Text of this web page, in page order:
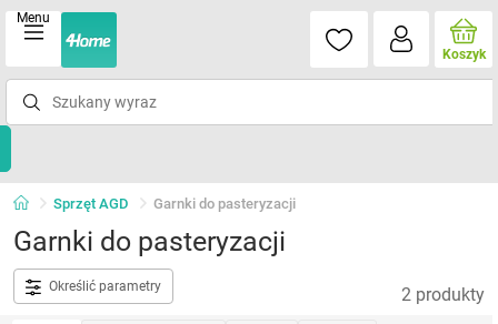
Menu
Koszyk
Sprzęt AGD Garnki do pasteryzacji
Garnki do pasteryzacji
Określić parametry 2 produkty